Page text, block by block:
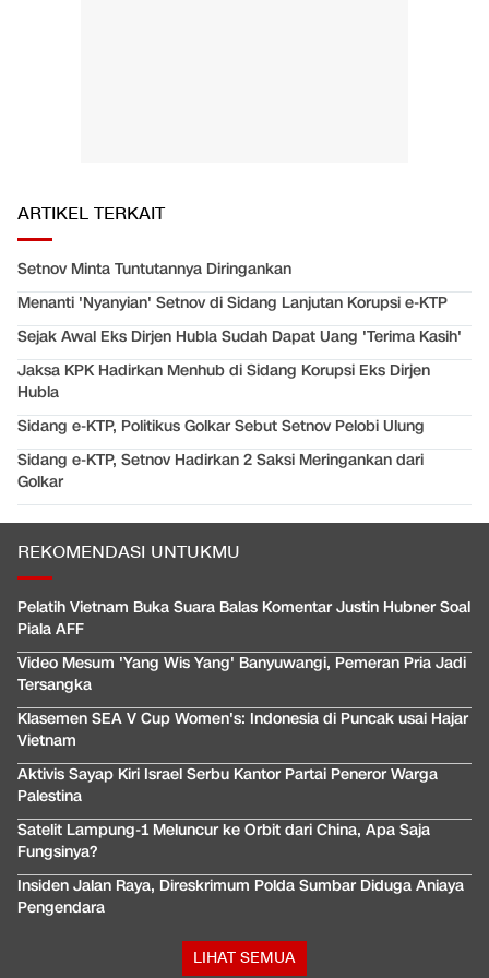
ARTIKEL TERKAIT
Setnov Minta Tuntutannya Diringankan
Menanti 'Nyanyian' Setnov di Sidang Lanjutan Korupsi e-KTP
Sejak Awal Eks Dirjen Hubla Sudah Dapat Uang 'Terima Kasih'
Jaksa KPK Hadirkan Menhub di Sidang Korupsi Eks Dirjen
Hubla
Sidang e-KTP, Politikus Golkar Sebut Setnov Pelobi Ulung
Sidang e-KTP, Setnov Hadirkan 2 Saksi Meringankan dari
Golkar
REKOMENDASI UNTUKMU
Pelatih Vietnam Buka Suara Balas Komentar Justin Hubner Soal
Piala AFF
Video Mesum 'Yang Wis Yang' Banyuwangi, Pemeran Pria Jadi
Tersangka
Klasemen SEA V Cup Women's: Indonesia di Puncak usai Hajar
Vietnam
Aktivis Sayap Kiri Israel Serbu Kantor Partai Peneror Warga
Palestina
Satelit Lampung-1 Meluncur ke Orbit dari China, Apa Saja
Fungsinya?
Insiden Jalan Raya, Direskrimum Polda Sumbar Diduga Aniaya
Pengendara
LIHAT SEMUA